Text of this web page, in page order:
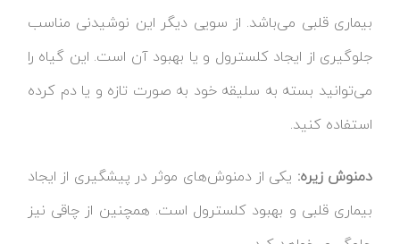
بیماری قلبی می‌باشد. از سویی دیگر این نوشیدنی مناسب
جلوگیری از ایجاد کلسترول و یا بهبود آن است. این گیاه را
می‌توانید بسته به سلیقه خود به صورت تازه و یا دم کرده
استفاده کنید.
دمنوش زیره: یکی از دمنوش‌های موثر در پیشگیری از ایجاد
بیماری قلبی و بهبود کلسترول است. همچنین از چاقی نیز